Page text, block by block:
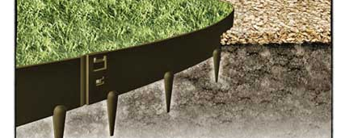
Lužci nad Vltavou
Kenotaf Miloslava Švice na hřbitově v Lužci
nad Vltavou
Hrob Václava Kufnera na hřbitově v Lužci
nad Vltavou
Pomník vojákům Rudé armády na hřbitově